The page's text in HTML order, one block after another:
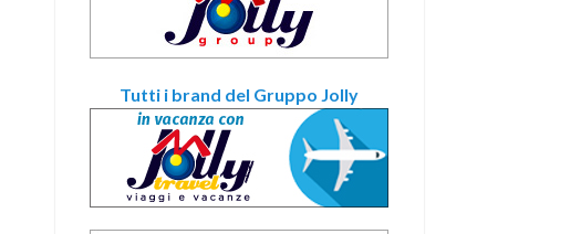
Tutti i brand del Gruppo Jolly